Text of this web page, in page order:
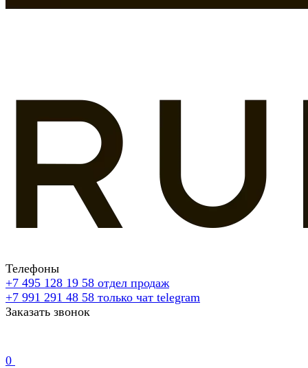
Телефоны
+7 495 128 19 58 отдел продаж
+7 991 291 48 58 только чат telegram
Заказать звонок
0